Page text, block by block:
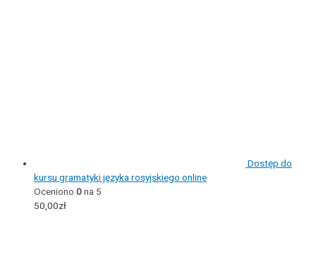
Dostęp do
kursu gramatyki języka rosyjskiego online
Oceniono 0na 5
50,00zł